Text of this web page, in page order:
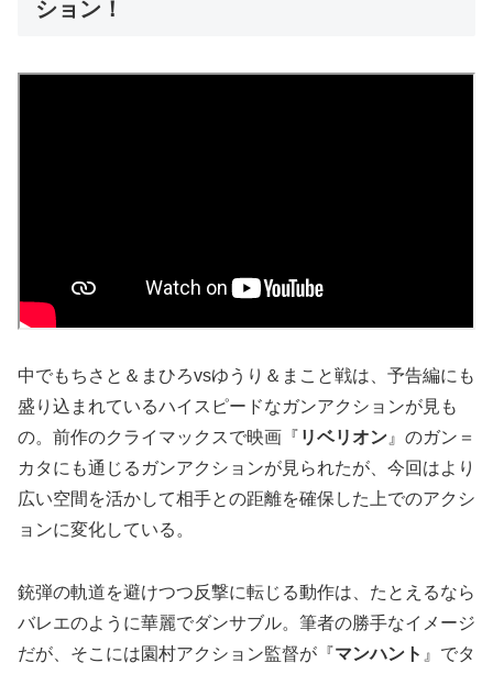
ション！
中でもちさと＆まひろvsゆうり＆まこと戦は、予告編にも
盛り込まれているハイスピードなガンアクションが見も
の。前作のクライマックスで映画『 リベリオン』のガン＝
カタにも通じるガンアクションが見られたが、今回はより
広い空間を活かして相手との距離を確保した上でのアクシ
ョンに変化している。
銃弾の軌道を避けつつ反撃に転じる動作は、たとえるなら
バレエのように華麗でダンサブル。筆者の勝手なイメージ
だが、そこには園村アクション監督が『マンハント 』でタ